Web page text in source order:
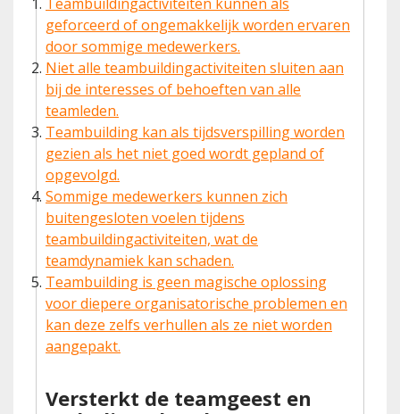
geforceerd of ongemakkelijk worden ervaren
door sommige medewerkers.
Niet alle teambuildingactiviteiten sluiten aan
bij de interesses of behoeften van alle
teamleden.
Teambuilding kan als tijdsverspilling worden
gezien als het niet goed wordt gepland of
opgevolgd.
Sommige medewerkers kunnen zich
buitengesloten voelen tijdens
teambuildingactiviteiten, wat de
teamdynamiek kan schaden.
Teambuilding is geen magische oplossing
voor diepere organisatorische problemen en
kan deze zelfs verhullen als ze niet worden
aangepakt.
Versterkt de teamgeest en